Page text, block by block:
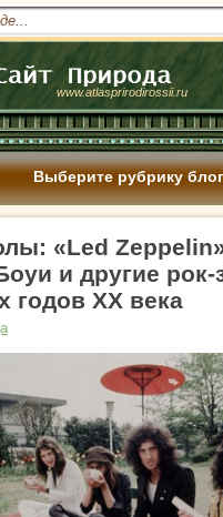
www.atlasprirodirossii.ru
Выберите рубрику
«Led
и другие рок-
годов XX века